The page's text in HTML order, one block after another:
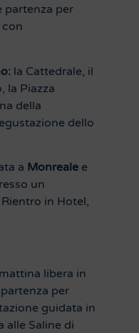
partenza per
la Cattedrale, il
la Piazza
della
dello
a Monreale e
un
in Hotel,
libera in
per
guidata in
alle Saline di